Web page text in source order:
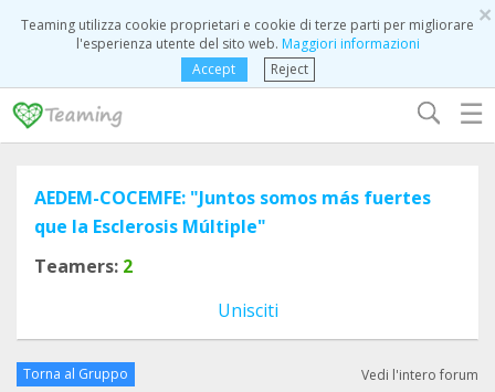
×
Teaming utilizza cookie proprietari e cookie di terze parti per migliorare
l'esperienza utente del sito web. Maggiori informazioni
Accept
Reject
☰
AEDEM-COCEMFE: "Juntos somos más fuertes
que la Esclerosis Múltiple"
Teamers: 2
Unisciti
Torna al Gruppo Vedi l'intero forum